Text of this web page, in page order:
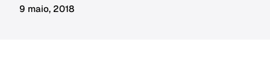
9 maio, 2018